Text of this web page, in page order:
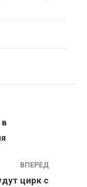
ВПЕРЕД
цирк с